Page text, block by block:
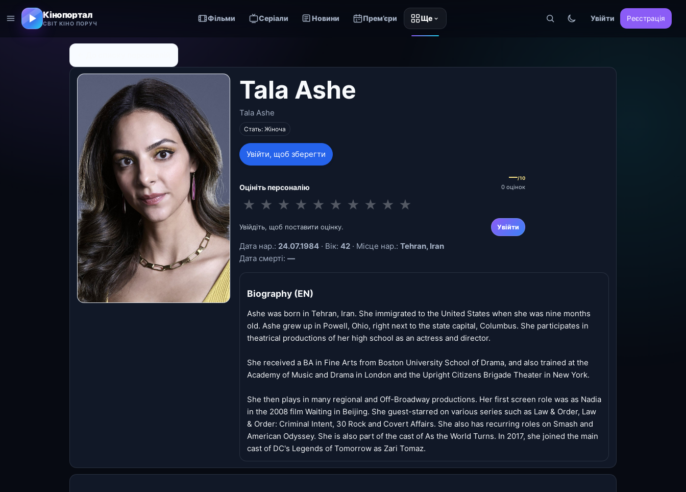
Кінопортал
СВІТ КІНО ПОРУЧ
Фільми Серіали Новини Прем’єри Ще Увійти Реєстрація
Tala Ashe
Tala Ashe
Стать: Жіноча
Увійти, щоб зберегти
Оцініть персоналію
—/10
0 оцінок
★ ★ ★ ★ ★ ★ ★ ★ ★ ★
Увійдіть, щоб поставити оцінку. Увійти
Дата нар.: 24.07.1984 · Вік: 42 · Місце нар.: Tehran, Iran
Дата смерті: —
Biography (EN)
Ashe was born in Tehran, Iran. She immigrated to the United States when she was nine months
old. Ashe grew up in Powell, Ohio, right next to the state capital, Columbus. She participates in
theatrical productions of her high school as an actress and director.
She received a BA in Fine Arts from Boston University School of Drama, and also trained at the
Academy of Music and Drama in London and the Upright Citizens Brigade Theater in New York.
She then plays in many regional and Off-Broadway productions. Her first screen role was as Nadia
in the 2008 film Waiting in Beijing. She guest-starred on various series such as Law & Order, Law
& Order: Criminal Intent, 30 Rock and Covert Affairs. She also has recurring roles on Smash and
American Odyssey. She is also part of the cast of As the World Turns. In 2017, she joined the main
cast of DC's Legends of Tomorrow as Zari Tomaz.